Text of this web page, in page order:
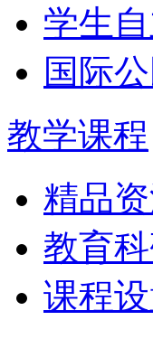
学生
国际
教学课程
精品
教育
课程